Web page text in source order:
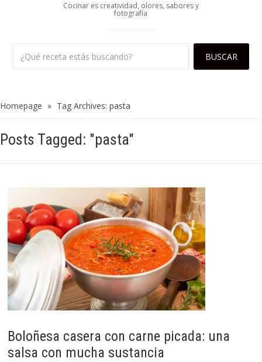
Cocinar es creatividad, olores, sabores y
fotografía
Homepage » Tag Archives: pasta
Posts Tagged: "pasta"
Boloñesa casera con carne picada: una
salsa con mucha sustancia